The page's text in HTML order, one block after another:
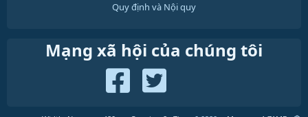
Quy định và Nội quy
Mạng xã hội của chúng tôi